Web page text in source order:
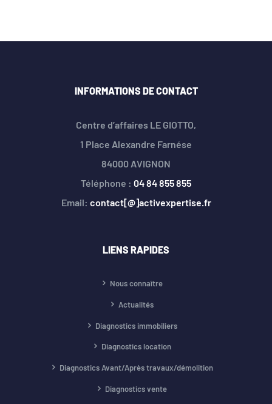
INFORMATIONS DE CONTACT
Centre d’affaires LE GIOTTO,
1 Place Alexandre Farnése
84000 AVIGNON
Téléphone : 04 84 855 855
Email: contact[@]activexpertise.fr
LIENS RAPIDES
Nous connaître
Actualités
Diagnostics immobiliers
Diagnostics location
Diagnostics Avant/Après travaux/démolition
Diagnostics vente